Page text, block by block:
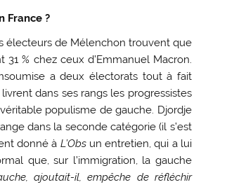
France ?
électeurs de Mélenchon trouvent que
% chez ceux d’Emmanuel Macron.
a deux électorats tout à fait
dans ses rangs les progressistes
populisme de gauche. Djordje
dans la seconde catégorie (il s’est
donné à L’Obsun entretien, qui a lui
que, sur l’immigration, la gauche
ajoutait-il, empêche de réfléchir